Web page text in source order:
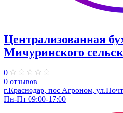
Централизованная
Мичуринского
0
0 отзывов
г.Краснодар, пос.Агроном,
Пн-Пт 09:00-17:00